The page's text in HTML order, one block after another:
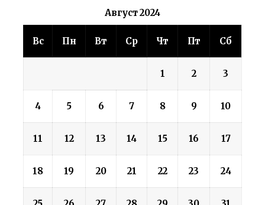
Август 2024
Вс Пн Вт Ср Чт Пт Сб
1 2 3
4 5 6 7 8 9 10
11 12 13 14 15 16 17
18 19 20 21 22 23 24